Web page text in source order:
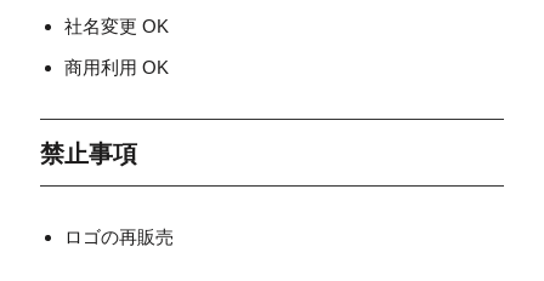
社名変更 OK
商用利用 OK
禁止事項
ロゴの再販売